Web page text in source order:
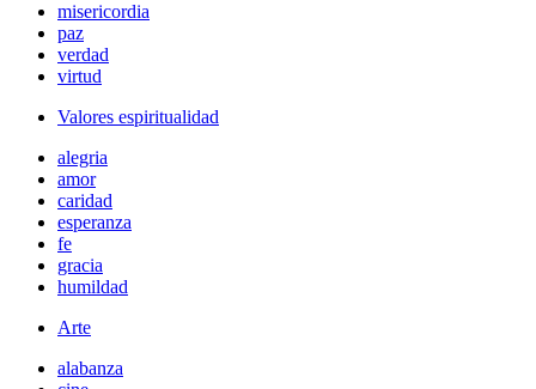
misericordia
paz
verdad
virtud
Valores espiritualidad
alegria
amor
caridad
esperanza
fe
gracia
humildad
Arte
alabanza